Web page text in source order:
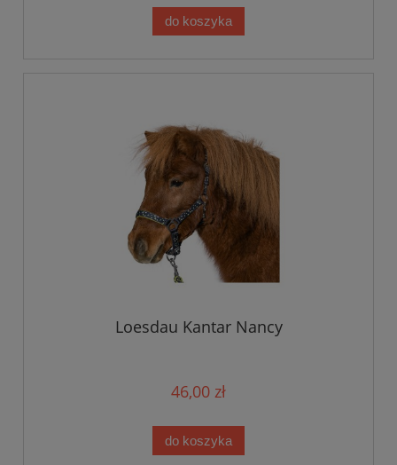
do koszyka
Loesdau Kantar Nancy
46,00 zł
do koszyka